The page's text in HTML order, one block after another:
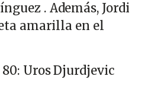
. Además, Jordi
amarilla en el
Uros Djurdjevic